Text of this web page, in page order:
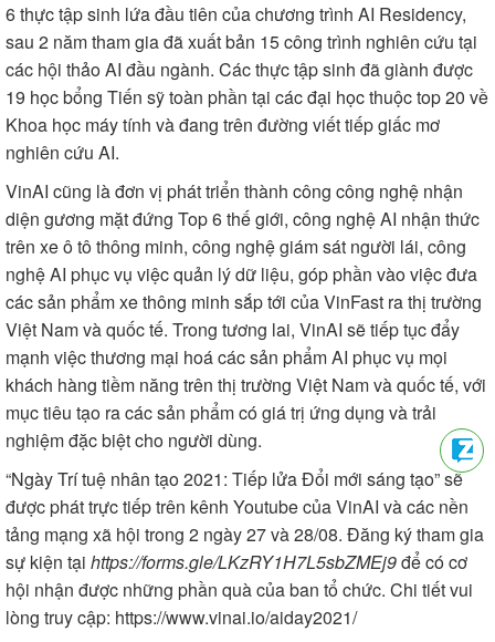
6 thực tập sinh lứa đầu tiên của chương trình AI Residency,
sau 2 năm tham gia đã xuất bản 15 công trình nghiên cứu tại
các hội thảo AI đầu ngành. Các thực tập sinh đã giành được
19 học bổng Tiến sỹ toàn phần tại các đại học thuộc top 20 về
Khoa học máy tính và đang trên đường viết tiếp giấc mơ
nghiên cứu AI.
VinAI cũng là đơn vị phát triển thành công công nghệ nhận
diện gương mặt đứng Top 6 thế giới, công nghệ AI nhận thức
trên xe ô tô thông minh, công nghệ giám sát người lái, công
nghệ AI phục vụ việc quản lý dữ liệu, góp phần vào việc đưa
các sản phẩm xe thông minh sắp tới của VinFast ra thị trường
Việt Nam và quốc tế. Trong tương lai, VinAI sẽ tiếp tục đẩy
mạnh việc thương mại hoá các sản phẩm AI phục vụ mọi
khách hàng tiềm năng trên thị trường Việt Nam và quốc tế, với
mục tiêu tạo ra các sản phẩm có giá trị ứng dụng và trải
nghiệm đặc biệt cho người dùng.
“Ngày Trí tuệ nhân tạo 2021: Tiếp lửa Đổi mới sáng tạo” sẽ
được phát trực tiếp trên kênh Youtube của VinAI và các nền
tảng mạng xã hội trong 2 ngày 27 và 28/08. Đăng ký tham gia
sự kiện tại https://forms.gle/LKzRY1H7L5sbZMEj9để có cơ
hội nhận được những phần quà của ban tổ chức. Chi tiết vui
lòng truy cập: https://www.vinai.io/aiday2021/